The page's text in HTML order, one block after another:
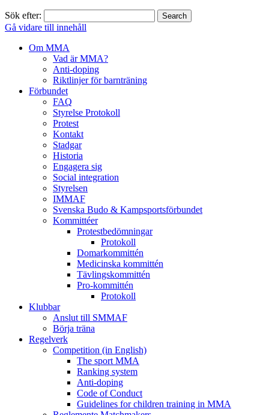
Sök efter:
Gå vidare till innehåll
Om MMA
Vad är MMA?
Anti-doping
Riktlinjer för barnträning
Förbundet
FAQ
Styrelse Protokoll
Protest
Kontakt
Stadgar
Historia
Engagera sig
Social integration
Styrelsen
IMMAF
Svenska Budo & Kampsportsförbundet
Kommittéer
Protestbedömningar
Protokoll
Domarkommittén
Medicinska kommittén
Tävlingskommittén
Pro-kommittén
Protokoll
Klubbar
Anslut till SMMAF
Börja träna
Regelverk
Competition (in English)
The sport MMA
Ranking system
Anti-doping
Code of Conduct
Guidelines for children training in MMA